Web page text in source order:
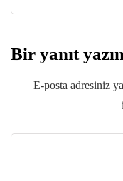
Bir yanıt yazın
E-posta adresiniz